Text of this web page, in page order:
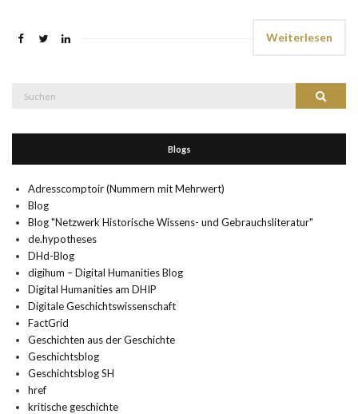
Weiterlesen
Suchen
Blogs
Adresscomptoir (Nummern mit Mehrwert)
Blog
Blog "Netzwerk Historische Wissens- und Gebrauchsliteratur"
de.hypotheses
DHd-Blog
digihum – Digital Humanities Blog
Digital Humanities am DHIP
Digitale Geschichtswissenschaft
FactGrid
Geschichten aus der Geschichte
Geschichtsblog
Geschichtsblog SH
href
kritische geschichte